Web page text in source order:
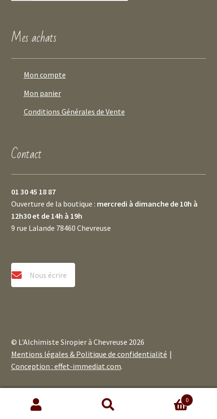
Mes achats
Mon compte
Mon panier
Conditions Générales de Vente
Contact
01 30 45 18 87
Ouverture de la boutique : mercredi à dimanche de 10h à
12h30 et de 14h à 19h
9 rue Lalande 78460 Chevreuse
Nous écrire
© L'Alchimiste Siropier à Chevreuse 2026
Mentions légales & Politique de confidentialité
Conception : effet-immediat.com.
0